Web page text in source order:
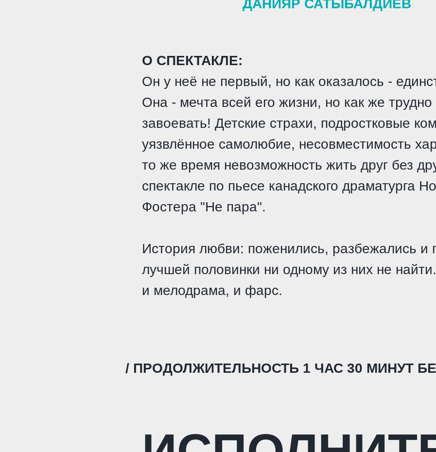
ДАНИЯР САТЫБАЛДИЕВ
О СПЕКТАКЛЕ:
Он у неё не первый, но как оказалось -
Она - мечта всей его жизни, но как же трудно
завоевать! Детские страхи, подростковые
уязвлённое самолюбие, несовместимость
то же время невозможность жить друг без
спектакле по пьесе канадского драматурга
Фостера "Не пара".
История любви: поженились, разбежались и
лучшей половинки ни одному из них не
и мелодрама, и фарс.
/ ПРОДОЛЖИТЕЛЬНОСТЬ 1 ЧАС 30 МИНУТ